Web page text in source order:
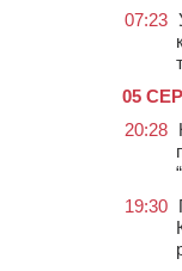
07:23
05
20:28
19:30